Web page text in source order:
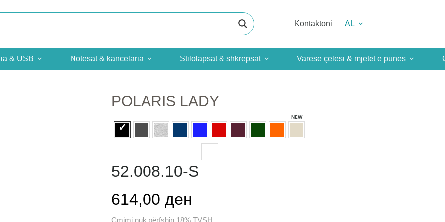
Kontaktoni AL
& USB Notesat & kancelaria Stilolapsat & shkrepsat Varese çelësi & mjetet e punës
POLARIS LADY
52.008.10-S
614,00 ден
Çmimi nuk përfshin 18% TVSH